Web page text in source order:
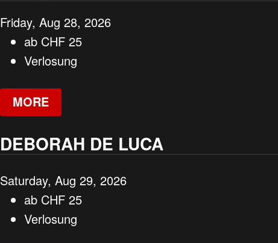
Friday, Aug 28, 2026
ab CHF 25
Verlosung
MORE
DEBORAH DE LUCA
Saturday, Aug 29, 2026
ab CHF 25
Verlosung